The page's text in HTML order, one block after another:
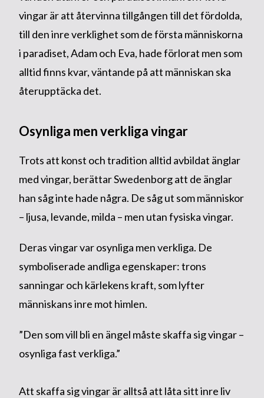
vingar är att återvinna tillgången till det fördolda,
till den inre verklighet som de första människorna
i paradiset, Adam och Eva, hade förlorat men som
alltid finns kvar, väntande på att människan ska
återupptäcka det.
Osynliga men verkliga vingar
Trots att konst och tradition alltid avbildat änglar
med vingar, berättar Swedenborg att de änglar
han såg inte hade några. De såg ut som människor
– ljusa, levande, milda – men utan fysiska vingar.
Deras vingar var osynliga men verkliga. De
symboliserade andliga egenskaper: trons
sanningar och kärlekens kraft, som lyfter
människans inre mot himlen.
”Den som vill bli en ängel måste skaffa sig vingar –
osynliga fast verkliga.”
Att skaffa sig vingar är alltså att låta sitt inre liv